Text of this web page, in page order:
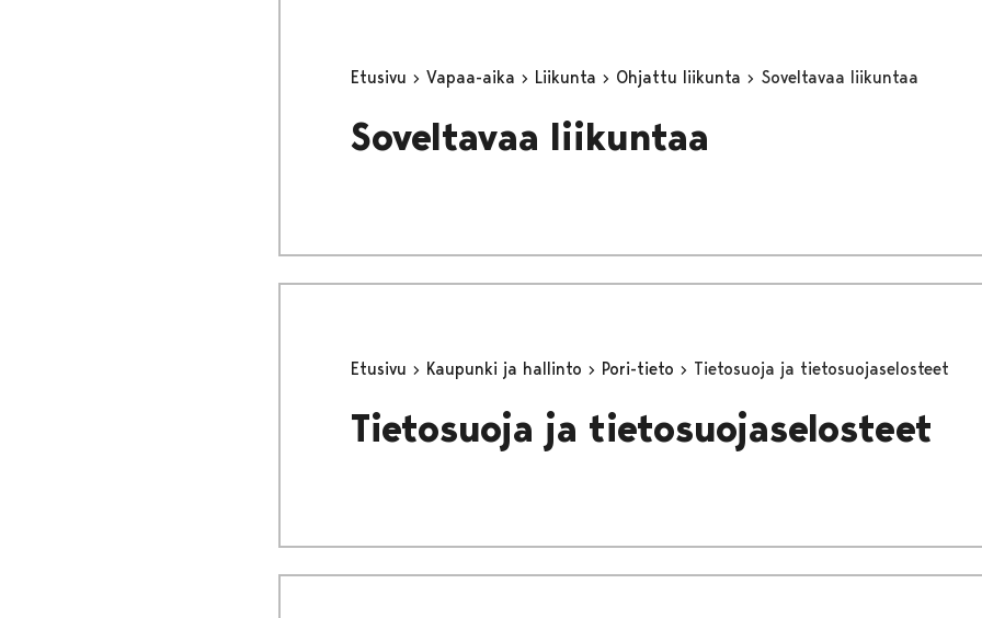
Etusivu Vapaa-aika Liikunta Ohjattu liikunta Soveltavaa liikuntaa
Soveltavaa liikuntaa
Etusivu Kaupunki ja hallinto Pori-tieto Tietosuoja ja tietosuojaselosteet
Tietosuoja ja tietosuojaselosteet